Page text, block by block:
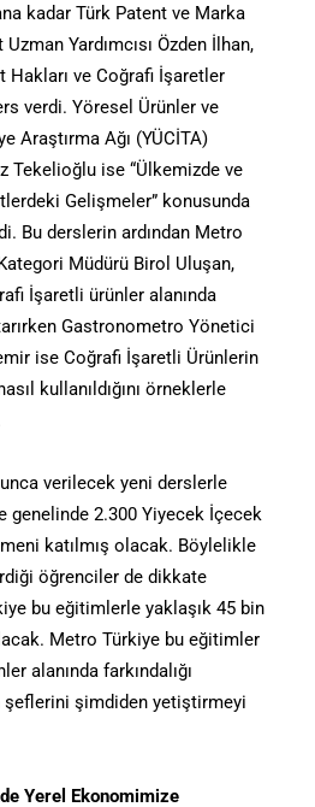
kadar Türk Patent ve Marka
Yardımcısı Özden İlhan,
Hakları ve Coğrafi İşaretler
verdi. Yöresel Ürünler ve
Araştırma Ağı (YÜCİTA)
Tekelioğlu ise “Ülkemizde ve
Gelişmeler” konusunda
Bu derslerin ardından Metro
Müdürü Birol Uluşan,
İşaretli ürünler alanında
Gastronometro Yönetici
ise Coğrafi İşaretli Ürünlerin
kullanıldığını örneklerle
verilecek yeni derslerle
genelinde 2.300 Yiyecek İçecek
katılmış olacak. Böylelikle
öğrenciler de dikkate
bu eğitimlerle yaklaşık 45 bin
Metro Türkiye bu eğitimler
alanında farkındalığı
şeflerini şimdiden yetiştirmeyi
Yerel Ekonomimize